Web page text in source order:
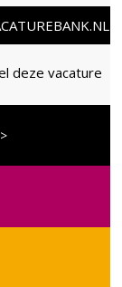
deze vacature